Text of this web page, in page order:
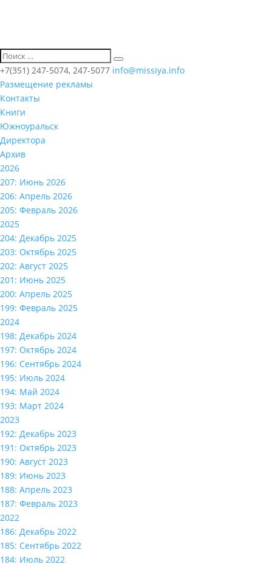
+7(351) 247-5074, 247-5077 info@missiya.info
Размещение рекламы
Контакты
Книги
Южноуральск
Директора
Архив
2026
207: Июнь 2026
206: Апрель 2026
205: Февраль 2026
2025
204: Декабрь 2025
203: Октябрь 2025
202: Август 2025
201: Июнь 2025
200: Апрель 2025
199: Февраль 2025
2024
198: Декабрь 2024
197: Октябрь 2024
196: Сентябрь 2024
195: Июль 2024
194: Май 2024
193: Март 2024
2023
192: Декабрь 2023
191: Октябрь 2023
190: Август 2023
189: Июнь 2023
188: Апрель 2023
187: Февраль 2023
2022
186: Декабрь 2022
185: Сентябрь 2022
184: Июль 2022